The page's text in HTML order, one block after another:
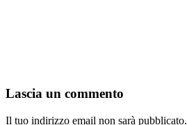
Lascia un commento
Il tuo indirizzo email non sarà pubblicato.